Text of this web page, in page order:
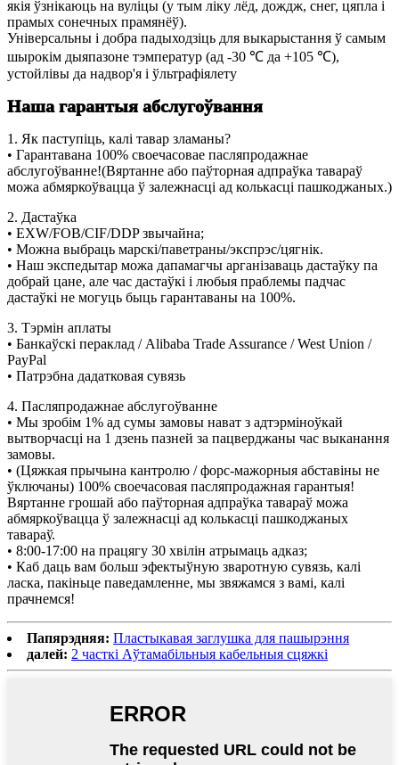
якія ўзнікаюць на вуліцы (у тым ліку лёд, дождж, снег, цяпла і
прамых сонечных прамянёў).
Універсальны і добра падыходзіць для выкарыстання ў самым
шырокім дыяпазоне тэмператур (ад -30 ℃ да +105 ℃),
устойлівы да надвор'я і ўльтрафіялету
Наша гарантыя абслугоўвання
1. Як паступіць, калі тавар зламаны?
• Гарантавана 100% своечасовае пасляпродажнае
абслугоўванне!(Вяртанне або паўторная адпраўка тавараў
можа абмяркоўвацца ў залежнасці ад колькасці пашкоджаных.)
2. Дастаўка
• EXW/FOB/CIF/DDP звычайна;
• Можна выбраць марскі/паветраны/экспрэс/цягнік.
• Наш экспедытар можа дапамагчы арганізаваць дастаўку па
добрай цане, але час дастаўкі і любыя праблемы падчас
дастаўкі не могуць быць гарантаваны на 100%.
3. Тэрмін аплаты
• Банкаўскі пераклад / Alibaba Trade Assurance / West Union /
PayPal
• Патрэбна дадатковая сувязь
4. Пасляпродажнае абслугоўванне
• Мы зробім 1% ад сумы замовы нават з адтэрміноўкай
вытворчасці на 1 дзень пазней за пацверджаны час выканання
замовы.
• (Цяжкая прычына кантролю / форс-мажорныя абставіны не
ўключаны) 100% своечасовая пасляпродажная гарантыя!
Вяртанне грошай або паўторная адпраўка тавараў можа
абмяркоўвацца ў залежнасці ад колькасці пашкоджаных
тавараў.
• 8:00-17:00 на працягу 30 хвілін атрымаць адказ;
• Каб даць вам больш эфектыўную зваротную сувязь, калі
ласка, пакіньце паведамленне, мы звяжамся з вамі, калі
прачнемся!
Папярэдняя: Пластыкавая заглушка для пашырэння
далей: 2 часткі Аўтамабільныя кабельныя сцяжкі